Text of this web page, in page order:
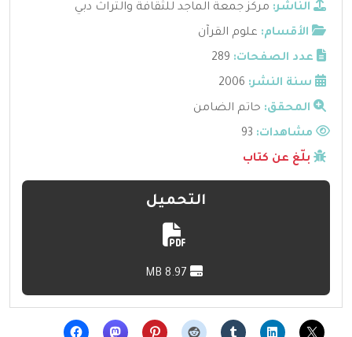
الناشر: مركز جمعة الماجد للثقافة والتراث دبي
الأقسام: علوم القرآن
عدد الصفحات: 289
سنة النشر: 2006
المحقق: حاتم الضامن
مشاهدات:
بلّغ عن كتاب
التحميل